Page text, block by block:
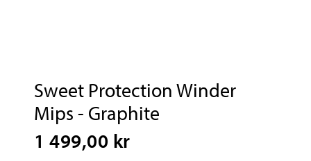
Sweet Protection Winder
Mips - Graphite
1 499,00 kr